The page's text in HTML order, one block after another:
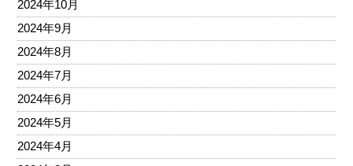
2024年10月
2024年9月
2024年8月
2024年7月
2024年6月
2024年5月
2024年4月